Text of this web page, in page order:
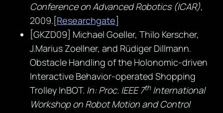
Conference on Advanced Robotics (ICAR),
2009.[Researchgate]
[GKZD09] Michael Goeller, Thilo Kerscher,
J.Marius Zoellner, and Rüdiger Dillmann.
Obstacle Handling of the Holonomic-driven
Interactive Behavior-operated Shopping
Trolley InBOT. In: Proc. IEEE 7thInternational
Workshop on Robot Motion and Control